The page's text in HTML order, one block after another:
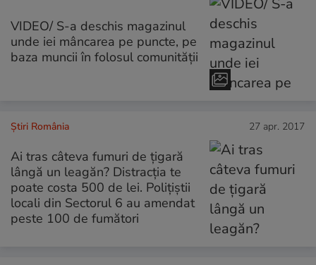
VIDEO/ S-a deschis magazinul
unde iei mâncarea pe puncte, pe
baza muncii în folosul comunității
Știri România 27 apr. 2017
Ai tras câteva fumuri de țigară
lângă un leagăn? Distracția te
poate costa 500 de lei. Polițiștii
locali din Sectorul 6 au amendat
peste 100 de fumători